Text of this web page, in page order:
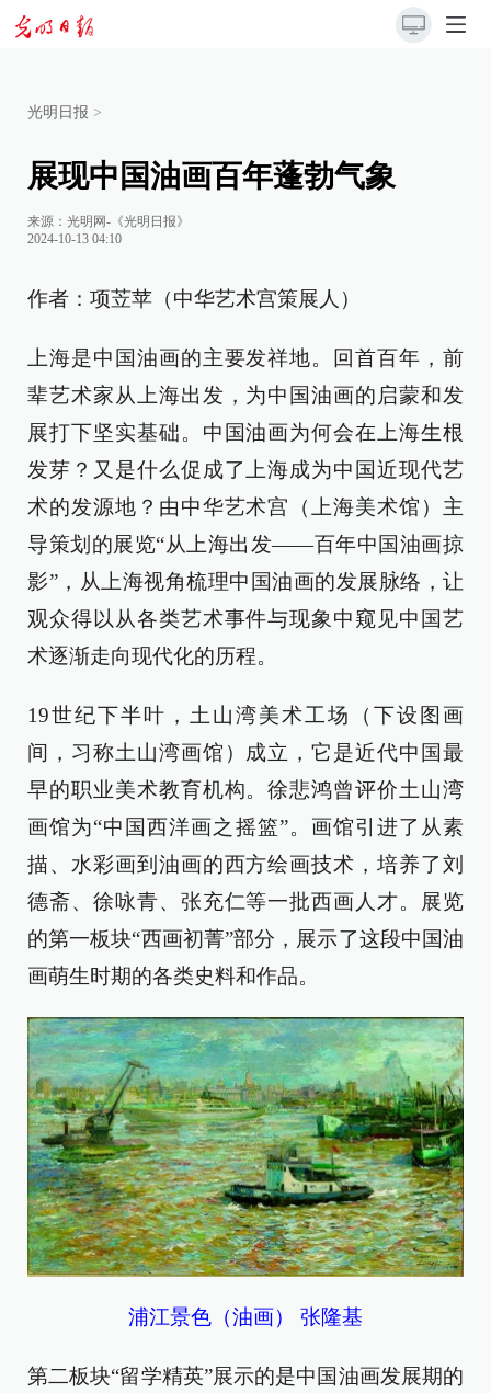
光明日报 >
展现中国油画百年蓬勃气象
来源： 光明网-《光明日报》
2024-10-13 04:10
作者：项苙苹（中华艺术宫策展人）
上海是中国油画的主要发祥地。回首百年，前
辈艺术家从上海出发，为中国油画的启蒙和发
展打下坚实基础。中国油画为何会在上海生根
发芽？又是什么促成了上海成为中国近现代艺
术的发源地？由中华艺术宫（上海美术馆）主
导策划的展览“从上海出发——百年中国油画掠
影”，从上海视角梳理中国油画的发展脉络，让
观众得以从各类艺术事件与现象中窥见中国艺
术逐渐走向现代化的历程。
19世纪下半叶，土山湾美术工场（下设图画
间，习称土山湾画馆）成立，它是近代中国最
早的职业美术教育机构。徐悲鸿曾评价土山湾
画馆为“中国西洋画之摇篮”。画馆引进了从素
描、水彩画到油画的西方绘画技术，培养了刘
德斋、徐咏青、张充仁等一批西画人才。展览
的第一板块“西画初菁”部分，展示了这段中国油
画萌生时期的各类史料和作品。
浦江景色（油画） 张隆基
第二板块“留学精英”展示的是中国油画发展期的